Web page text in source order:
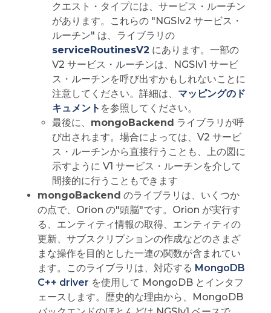
クエスト・タイプには、サービス・ルーチン
があります。これらの "NGSIv2 サービス・
ルーチン" は、ライブラリの
serviceRoutinesV2 にあります。一部の
V2 サービス・ルーチンは、NGSIv1 サービ
ス・ルーチンを呼び出すかもしれないことに
注意してください。詳細は、 マッピングのド
キュメント を参照してください。
最後に、 mongoBackend ライブラリが呼
び出されます。場合によっては、V2 サービ
ス・ルーチンから直接行うことも、上の図に
示すように V1 サービス・ルーチンを介して
間接的に行うこともできます
mongoBackend のライブラリは、いくつか
の点で、Orion の"頭脳"です。Orion が実行す
る、エンティティ情報の取得、エンティティの
更新、サブスクリプションの作成などのさまざ
まな操作を目的とした一連の関数が含まれてい
ます。このライブラリは、対応する MongoDB
C++ driver を使用して MongoDB とインタフ
ェースします。歴史的な理由から、MongoDB